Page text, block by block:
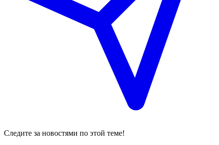
Следите за новостями по этой теме!